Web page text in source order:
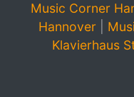
Music Corner
Hannover
Klavierhaus